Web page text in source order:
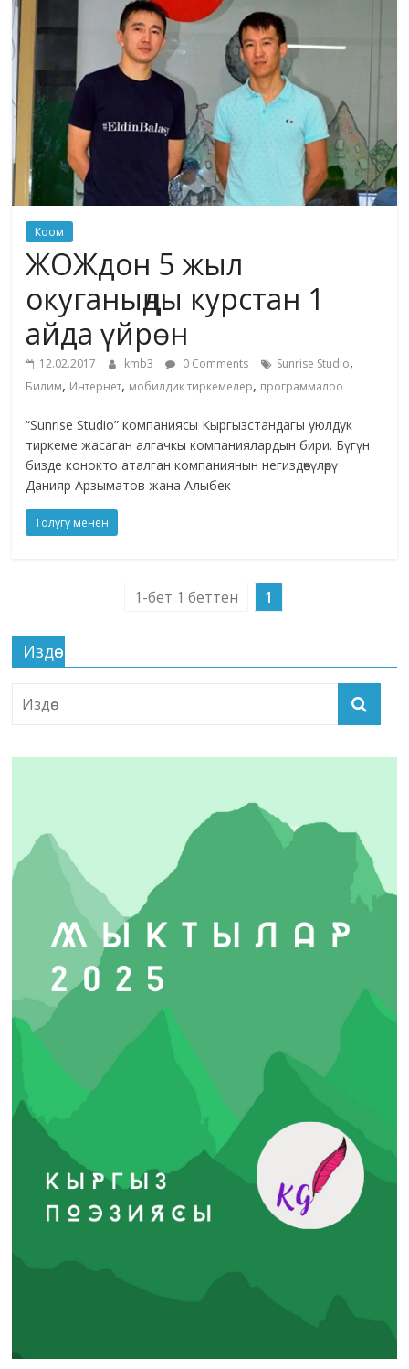
жана
адабияты
Коом
ЖОЖдон 5 жыл
окуганыңды курстан 1
айда үйрөн
12.02.2017 kmb3 0 Comments Sunrise Studio,
Билим, Интернет, мобилдик тиркемелер, программалоо
“Sunrise Studio” компаниясы Кыргызстандагы уюлдук
тиркеме жасаган алгачкы компаниялардын бири. Бүгүн
бизде конокто аталган компаниянын негиздөөчүлөрү
Данияр Арзыматов жана Алыбек
Толугу менен
1-бет 1 беттен 1
Издөө